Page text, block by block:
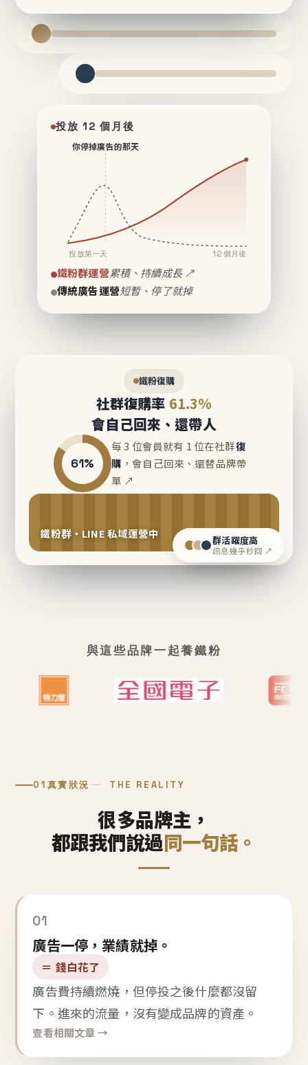
投放 12 個月後
你停掉廣告的那天
投放第一天 12 個月後
鐵粉群運營累積、持續成長 ↗
傳統廣告運營短暫、停了就掉
鐵粉復購
社群復購率 61.3%
會自己回來、還帶人
61%
每 3 位會員就有 1 位在社群復
購 ，會自己回來、還替品牌帶
單 ↗
鐵粉群・LINE 私域運營中 群活躍度高
訊息幾乎秒回 ↗
與這些品牌一起養鐵粉
01 真實狀況 THE REALITY
很多品牌主，
都跟我們說過同一句話。
01
廣告一停，業績就掉。
＝ 錢白花了
廣告費持續燃燒，但停投之後什麼都沒留
下。進來的流量，沒有變成品牌的資產。
查看相關文章 →